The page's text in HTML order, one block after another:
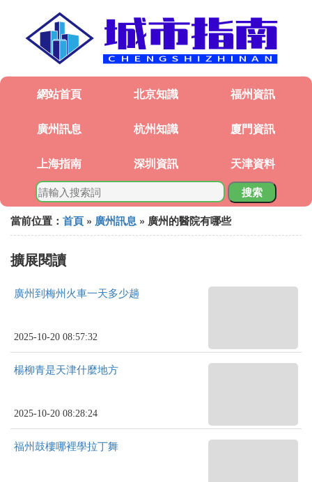
網站首頁 北京知識 福州資訊
廣州訊息 杭州知識 廈門資訊
上海指南 深圳資訊 天津資料
搜索
當前位置： 首頁 » 廣州訊息 » 廣州的醫院有哪些
擴展閱讀
廣州到梅州火車一天多少趟
2025-10-20 08:57:32
楊柳青是天津什麼地方
2025-10-20 08:28:24
福州鼓樓哪裡學拉丁舞